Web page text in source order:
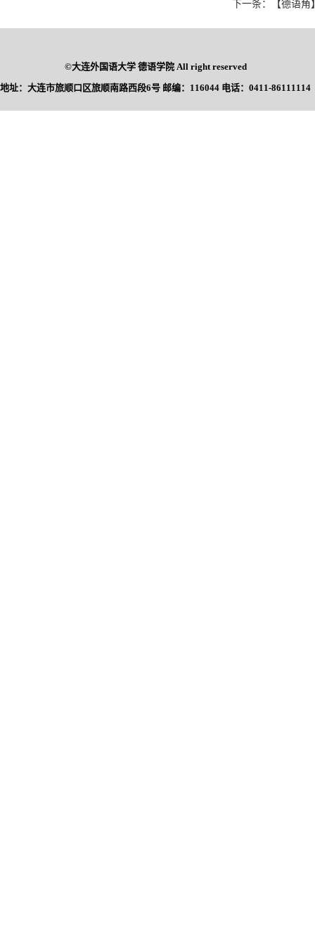
下一条：【德语角
©大连外国语大学 德语学院 All right reserved
地址：大连市旅顺口区旅顺南路西段6号 邮编：116044 电话：0411-86111114